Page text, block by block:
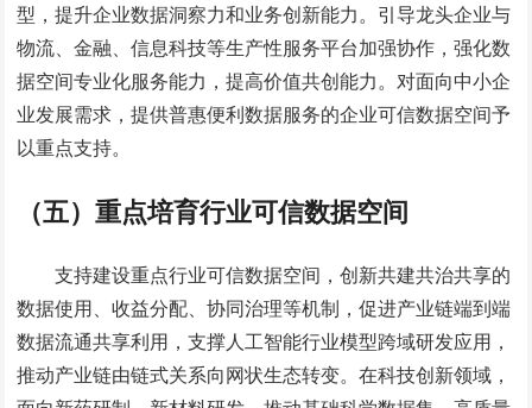
型，提升企业数据洞察力和业务创新能力。引导龙头企业与
物流、金融、信息科技等生产性服务平台加强协作，强化数
据空间专业化服务能力，提高价值共创能力。对面向中小企
业发展需求，提供普惠便利数据服务的企业可信数据空间予
以重点支持。
（五）重点培育行业可信数据空间
支持建设重点行业可信数据空间，创新共建共治共享的
数据使用、收益分配、协同治理等机制，促进产业链端到端
数据流通共享利用，支撑人工智能行业模型跨域研发应用，
推动产业链由链式关系向网状生态转变。在科技创新领域，